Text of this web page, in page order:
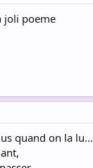
joli poeme
quand on la lu...